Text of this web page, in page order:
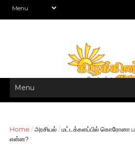
Home /அரசியல் /மட்டக்களப்பில் கொரோனா
என்ன?